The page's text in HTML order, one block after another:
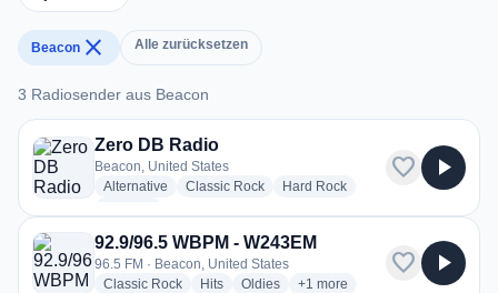
Beacon close Alle zurücksetzen
3 Radiosender aus Beacon
3 Radiosender aus Beacon
Zero DB Radio
Beacon, United States
Alternative radio stations
Classic Rockradio stations
Hard Rockradio stations
favorite play_arrow
92.9/96.5 WBPM - W243EM
96.5 FM · Beacon, United States
Classic Rockradio stations
Hitsradio stations
Oldiesradio stations
+1 more genres for 92.9/96.5
more
favorite play_arrow